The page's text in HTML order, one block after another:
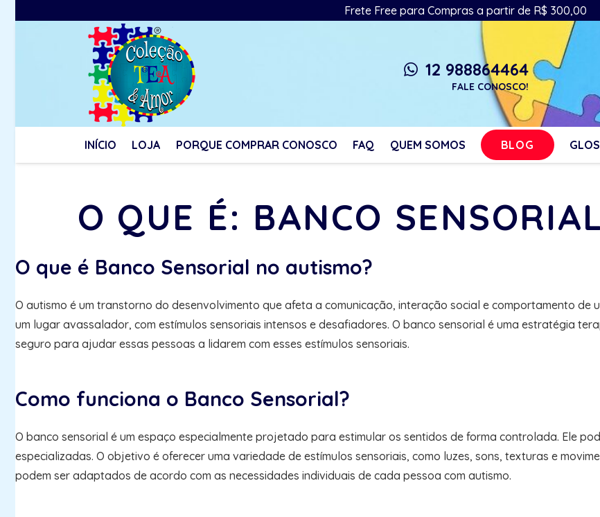
Frete Free para Compras a partir de R$ 300,00
whatsapp 12 988864464
FALE CONOSCO!
INÍCIO LOJA PORQUE COMPRAR CONOSCO FAQ QUEM SOMOS BLOG
O QUE É: BANCO
O que é Banco Sensorial no autismo?
O autismo é um transtorno do desenvolvimento que afeta a comunicação, interação social e comportamento de
um lugar avassalador, com estímulos sensoriais intensos e desafiadores. O banco sensorial é uma estratégia
seguro para ajudar essas pessoas a lidarem com esses estímulos sensoriais.
Como funciona o Banco Sensorial?
O banco sensorial é um espaço especialmente projetado para estimular os sentidos de forma controlada. Ele
especializadas. O objetivo é oferecer uma variedade de estímulos sensoriais, como luzes, sons, texturas e
podem ser adaptados de acordo com as necessidades individuais de cada pessoa com autismo.